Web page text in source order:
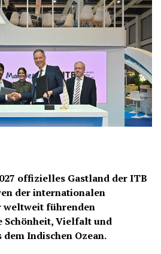
offizielles Gastland der ITB
der internationalen
weltweit führenden
Schönheit, Vielfalt und
Indischen Ozean.